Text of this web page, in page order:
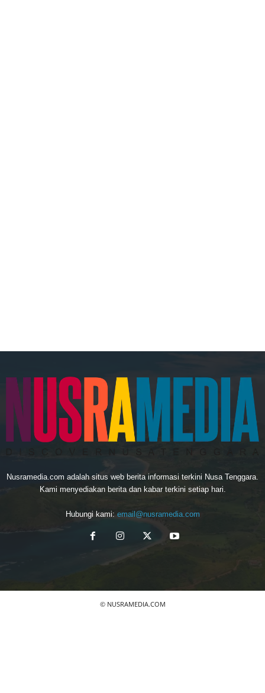
Nusramedia.com adalah situs web berita informasi terkini Nusa Tenggara.
Kami menyediakan berita dan kabar terkini setiap hari.
Hubungi kami: email@nusramedia.com
© NUSRAMEDIA.COM